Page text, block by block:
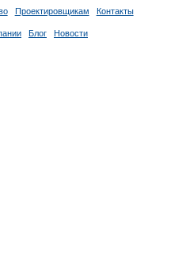
Проектировщикам Контакты
Блог Новости